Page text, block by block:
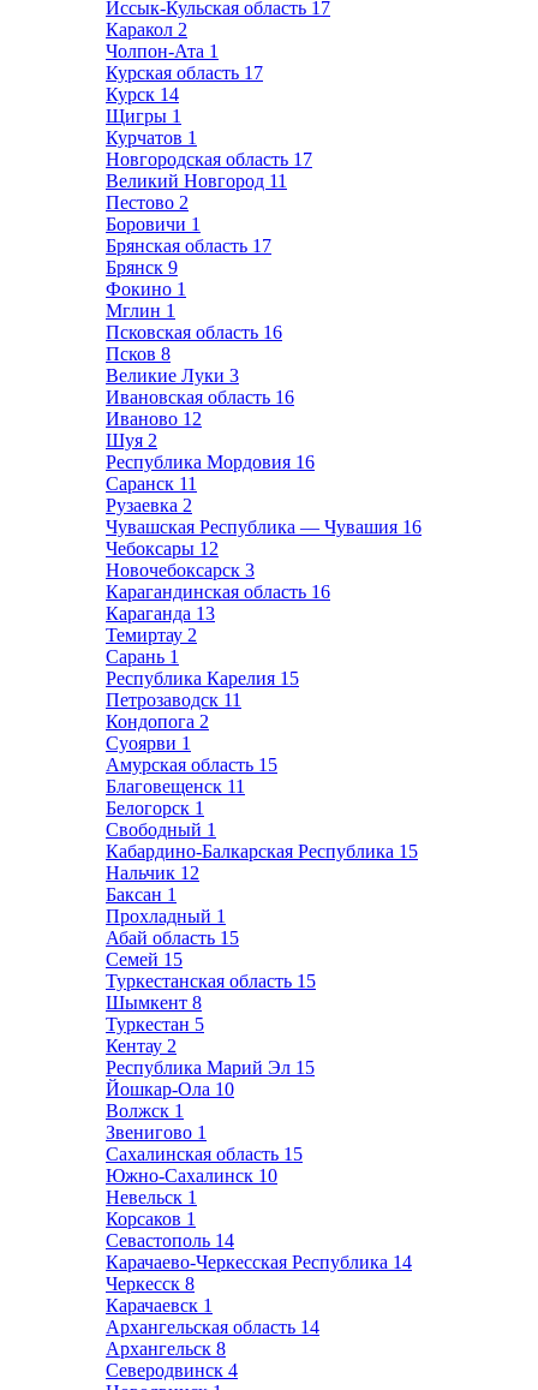
Иссык-Кульская область 17
Каракол 2
Чолпон-Ата 1
Курская область 17
Курск 14
Щигры 1
Курчатов 1
Новгородская область 17
Великий Новгород 11
Пестово 2
Боровичи 1
Брянская область 17
Брянск 9
Фокино 1
Мглин 1
Псковская область 16
Псков 8
Великие Луки 3
Ивановская область 16
Иваново 12
Шуя 2
Республика Мордовия 16
Саранск 11
Рузаевка 2
Чувашская Республика — Чувашия 16
Чебоксары 12
Новочебоксарск 3
Карагандинская область 16
Караганда 13
Темиртау 2
Сарань 1
Республика Карелия 15
Петрозаводск 11
Кондопога 2
Суоярви 1
Амурская область 15
Благовещенск 11
Белогорск 1
Свободный 1
Кабардино-Балкарская Республика 15
Нальчик 12
Баксан 1
Прохладный 1
Абай область 15
Семей 15
Туркестанская область 15
Шымкент 8
Туркестан 5
Кентау 2
Республика Марий Эл 15
Йошкар-Ола 10
Волжск 1
Звенигово 1
Сахалинская область 15
Южно-Сахалинск 10
Невельск 1
Корсаков 1
Севастополь 14
Карачаево-Черкесская Республика 14
Черкесск 8
Карачаевск 1
Архангельская область 14
Архангельск 8
Северодвинск 4